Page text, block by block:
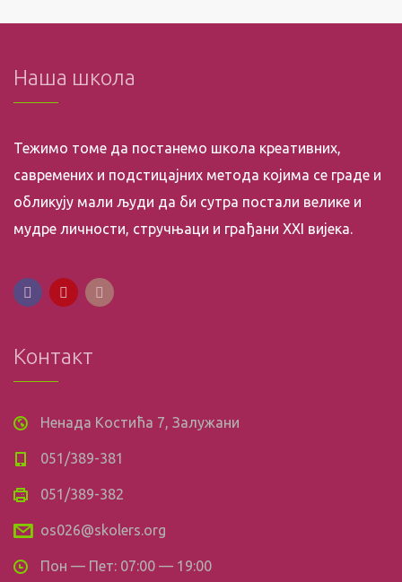
Наша школа
Тежимо томе да постанемо школа креативних,
савремених и подстицајних метода којима се граде и
обликују мали људи да би сутра постали велике и
мудре личности, стручњаци и грађани XXI вијека.
Контакт
Ненада Костића 7, Залужани
051/389-381
051/389-382
os026@skolers.org
Пон — Пет: 07:00 — 19:00